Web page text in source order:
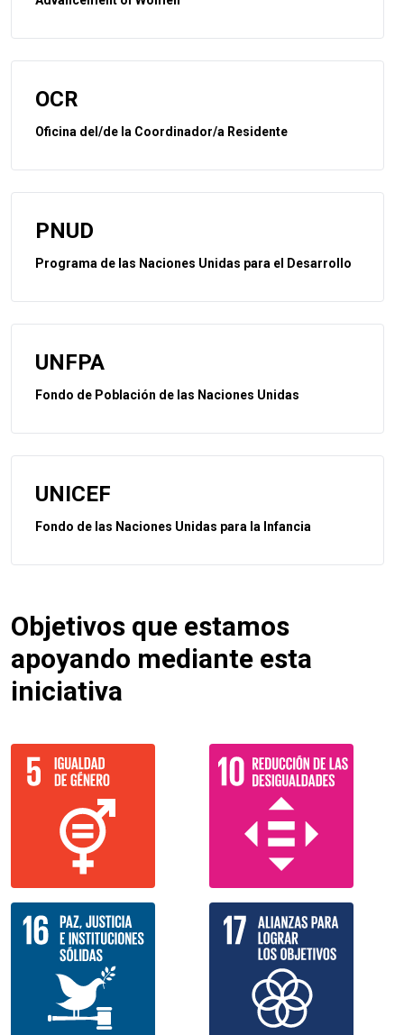
OCR
Oficina del/de la Coordinador/a Residente
PNUD
Programa de las Naciones Unidas para el Desarrollo
UNFPA
Fondo de Población de las Naciones Unidas
UNICEF
Fondo de las Naciones Unidas para la Infancia
Objetivos que estamos
apoyando mediante esta
iniciativa